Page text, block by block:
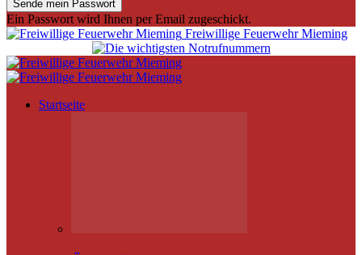
Ein Passwort wird Ihnen per Email zugeschickt.
Freiwillige Feuerwehr Mieming
Startseite